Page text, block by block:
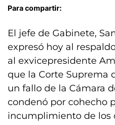
Para compartir:
El jefe de Gabinete,
expresó hoy al
al exvicepresidente
que la Corte Suprema
un fallo de la Cámara
condenó por cohecho
incumplimiento de los